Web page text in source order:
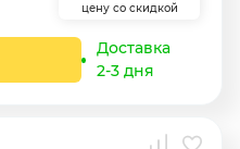
цену со скидкой
Доставка
2-3 дня